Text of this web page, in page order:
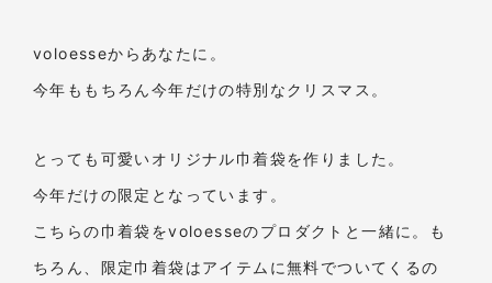
voloesseからあなたに。
今年ももちろん今年だけの特別なクリスマス。
とっても可愛いオリジナル巾着袋を作りました。
今年だけの限定となっています。
こちらの巾着袋をvoloesseのプロダクトと一緒に。も
ちろん、限定巾着袋はアイテムに無料でついてくるの